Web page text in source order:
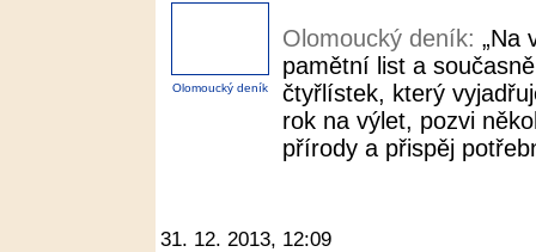
Olomoucký deník
Olomoucký deník: „Na
pamětní list a
čtyřlístek, který
rok na výlet, pozvi
přírody a přispěj
31. 12. 2013, 12:09